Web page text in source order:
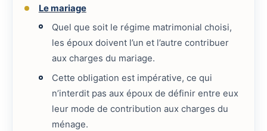
Le mariage
Quel que soit le régime matrimonial choisi,
les époux doivent l’un et l’autre contribuer
aux charges du mariage.
Cette obligation est impérative, ce qui
n’interdit pas aux époux de définir entre eux
leur mode de contribution aux charges du
ménage.